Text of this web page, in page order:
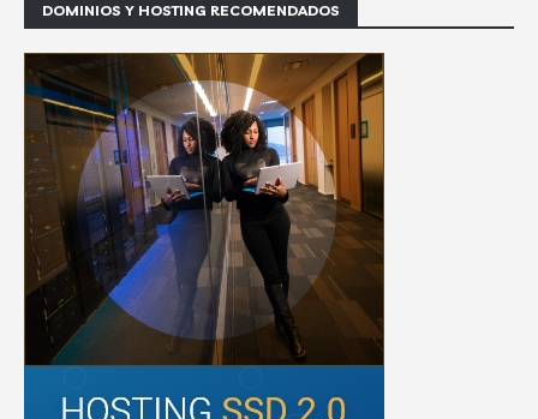
DOMINIOS Y HOSTING RECOMENDADOS